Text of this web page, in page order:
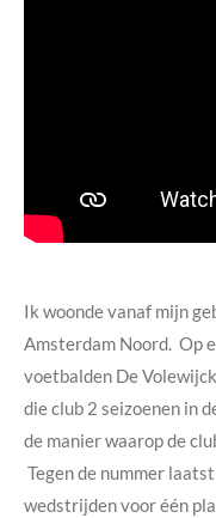
Ik woonde vanaf mijn
Amsterdam Noord. Op
voetbalden De
die club 2 seizoenen in
de manier waarop de
Tegen de nummer
wedstrijden voor één